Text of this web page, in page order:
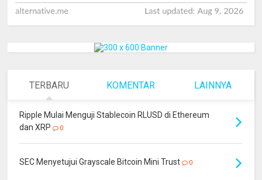
TERBARU KOMENTAR LAINNYA
Ripple Mulai Menguji Stablecoin RLUSD di Ethereum
dan XRP
0
SEC Menyetujui Grayscale Bitcoin Mini Trust 0